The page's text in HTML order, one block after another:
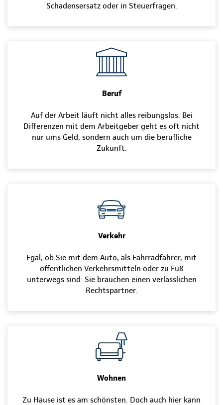
Schadensersatz oder in Steuerfragen.
Beruf
Auf der Arbeit läuft nicht alles reibungslos. Bei
Differenzen mit dem Arbeitgeber geht es oft nicht
nur ums Geld, sondern auch um die berufliche
Zukunft.
Verkehr
Egal, ob Sie mit dem Auto, als Fahrradfahrer, mit
öffentlichen Verkehrsmitteln oder zu Fuß
unterwegs sind: Sie brauchen einen verlässlichen
Rechtspartner.
Wohnen
Zu Hause ist es am schönsten. Doch auch hier kann